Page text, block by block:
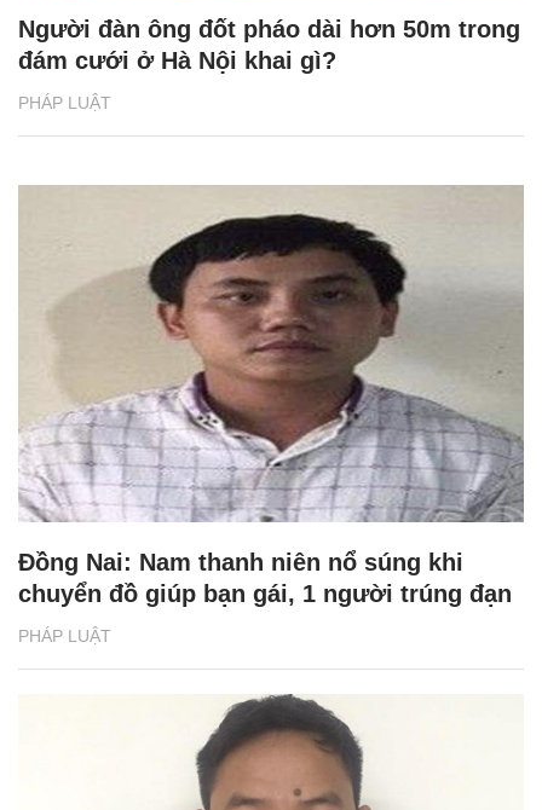
PHÁP LUẬT
Người đàn ông đốt pháo dài hơn 50m trong
đám cưới ở Hà Nội khai gì?
PHÁP LUẬT
Đồng Nai: Nam thanh niên nổ súng khi
chuyển đồ giúp bạn gái, 1 người trúng đạn